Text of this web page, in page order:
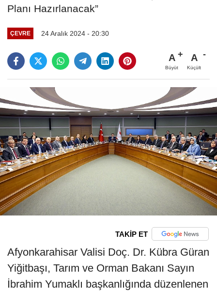
Planı Hazırlanacak”
ÇEVRE 24 Aralık 2024 - 20:30
A
Büyüt
A
Küçült
TAKİP ET
Afyonkarahisar Valisi Doç. Dr. Kübra Güran
Yiğitbaşı, Tarım ve Orman Bakanı Sayın
İbrahim Yumaklı başkanlığında düzenlenen